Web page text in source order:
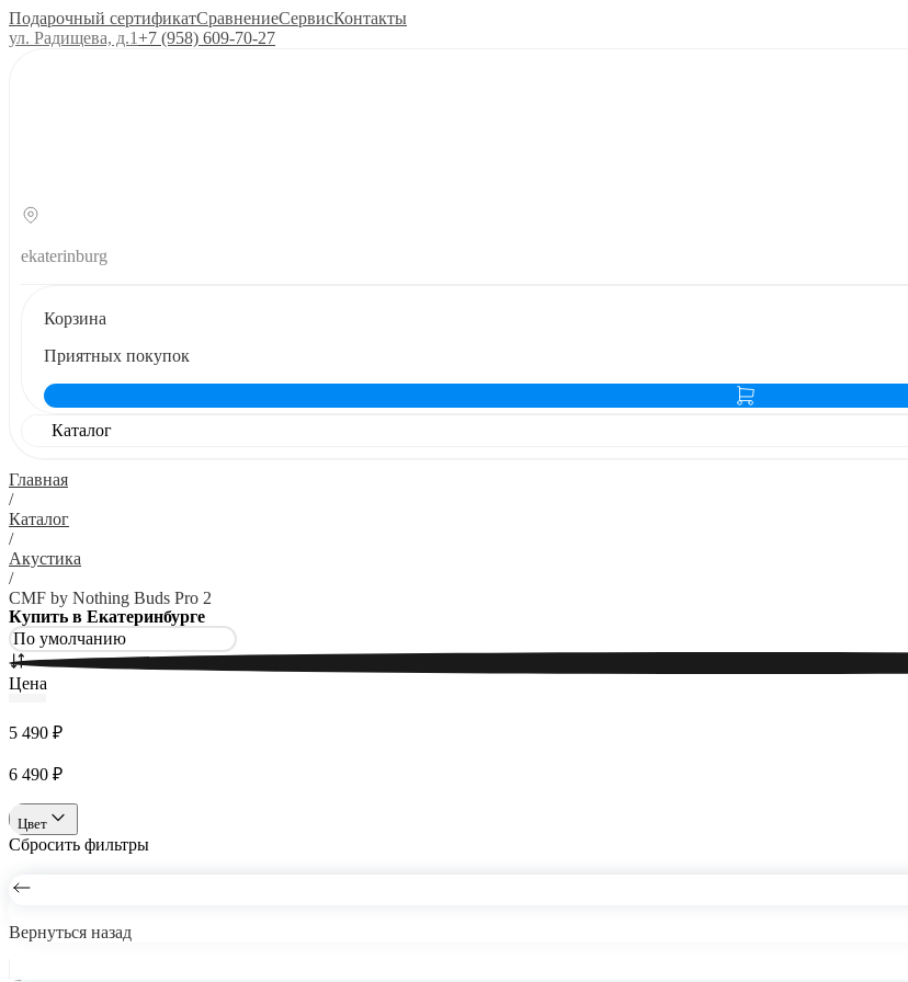
Подарочный сертификатСравнениеСервисКонтакты
ул. Радищева, д.1+7 (958) 609‑70‑27
ekaterinburg
Корзина
Приятных покупок
Каталог
Главная
/
Каталог
/
Акустика
/
CMF by Nothing Buds Pro 2
Купить в Екатеринбурге
Цена
5 490 ₽
6 490 ₽
Цвет
Сбросить фильтры
Вернуться назад